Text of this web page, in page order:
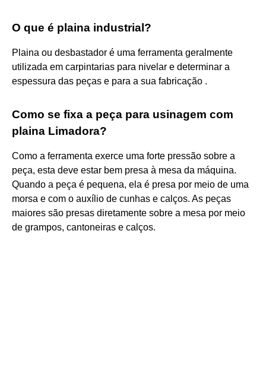
O que é plaina industrial?
Plaina ou desbastador é uma ferramenta geralmente
utilizada em carpintarias para nivelar e determinar a
espessura das peças e para a sua fabricação .
Como se fixa a peça para usinagem com
plaina Limadora?
Como a ferramenta exerce uma forte pressão sobre a
peça, esta deve estar bem presa à mesa da máquina.
Quando a peça é pequena, ela é presa por meio de uma
morsa e com o auxílio de cunhas e calços. As peças
maiores são presas diretamente sobre a mesa por meio
de grampos, cantoneiras e calços.